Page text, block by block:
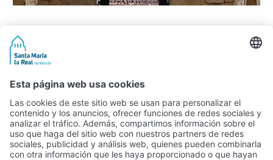
Actividad subvencionada por el Ministerio de Educación, Cultura y